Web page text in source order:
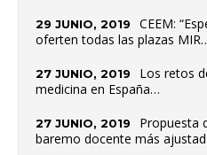
29 JUNIO, 2019
CEEM:
oferten todas las plazas
27 JUNIO, 2019
Los retos
medicina en España…
27 JUNIO, 2019
Propuesta
baremo docente más